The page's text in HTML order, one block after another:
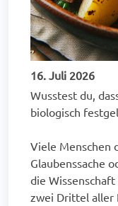
16. Juli 2026
Wusstest du,
biologisch
Viele Menschen
Glaubenssache
die
zwei Drittel aller